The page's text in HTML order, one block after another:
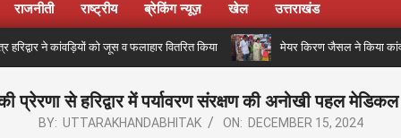
राजनीती राष्ट्रीय ब्रेकिंग न्यूज़ खेल उत्तराखंड
हरिद्वार ने कांवड़ियों को जूस व फलाहार वितरित किया मेयर किरण जैसल ने किया कांवड़
प्रेरणा से हरिद्वार में पर्यावरण संरक्षण की अनोखी पहल
BY: UTTARAKHANDABHITAK ON: DECEMBER 15, 2024